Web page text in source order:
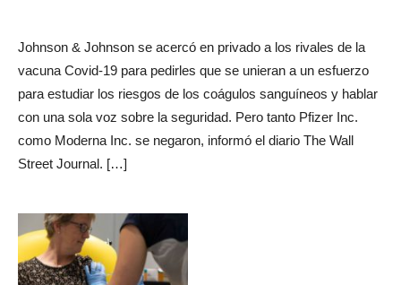
Johnson & Johnson se acercó en privado a los rivales de la
vacuna Covid-19 para pedirles que se unieran a un esfuerzo
para estudiar los riesgos de los coágulos sanguíneos y hablar
con una sola voz sobre la seguridad. Pero tanto Pfizer Inc.
como Moderna Inc. se negaron, informó el diario The Wall
Street Journal. […]